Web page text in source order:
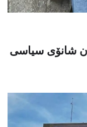
شانۆی سیاسی